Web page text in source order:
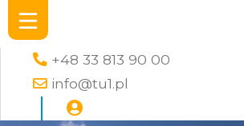
+48 33 813 90 00
info@tu1.pl